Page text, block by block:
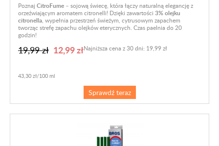
Poznaj CitroFume – sojową świecę, która łączy naturalną elegancję z
orzeźwiającym aromatem citronelli! Dzięki zawartości 3% olejku
citronella, wypełnia przestrzeń świeżym, cytrusowym zapachem
tworząc strefę zapachu olejków eterycznych. Czas paelnia do 20
godzin!
19,99 zł 12,99 zł
43,30 zł/100 ml
Najniższa cena z 30 dni: 19,99 zł
Sprawdź teraz